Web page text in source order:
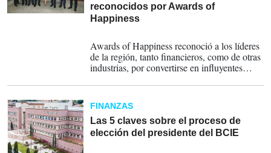
reconocidos por Awards of
Happiness
Awards of Happiness reconoció a los líderes
de la región, tanto financieros, como de otras
industrias, por convertirse en influyentes
enrumbarlos al crecimiento sostenible.
FINANZAS
Las 5 claves sobre el proceso de
elección del presidente del BCIE